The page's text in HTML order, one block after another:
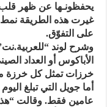
يحفظونـها عن ظهر قلب
غيرت هذه الطريقة نمط
على التفوّق.
وشرح لوند
الأباكوس أو العداد
خرزات تمثل كل خرزة
عامين فقط. وقالت